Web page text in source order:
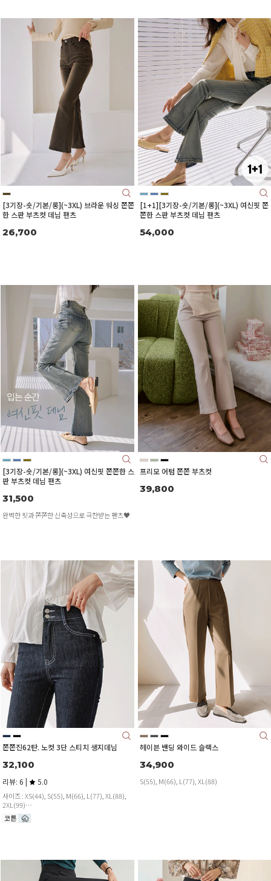
[3기장-숏/기본/롱](~3XL) 브라운 워싱 쫀쫀
한 스판 부츠컷 데님 팬츠
26,700
[1+1][3기장-숏/기본/롱](~3XL) 여신핏 쫀
쫀한 스판 부츠컷 데님 팬츠
54,000
[3기장-숏/기본/롱](~3XL) 여신핏 쫀쫀한 스
판 부츠컷 데님 팬츠
31,500
완벽한 핏과 쫀쫀한 신축성으로 극찬받는 팬츠♥
프리모 어텀 쫀쫀 부츠컷
39,800
쫀쫀진62탄. 노컷 3단 스티치 생지데님
32,100
리뷰: 6 | 5.0
사이즈 : XS(44), S(55), M(66), L(77), XL(88),
2XL(99)
기장 : 숏, 기본, 롱
헤이븐 밴딩 와이드 슬랙스
34,900
S(55), M(66), L(77), XL(88)